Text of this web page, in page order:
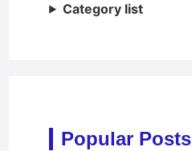
Category list
Popular Posts